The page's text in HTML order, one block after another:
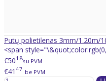
Putų polietilenas 3mm/1.20m/
<span
€5018su PVM
€41 47 be PVM